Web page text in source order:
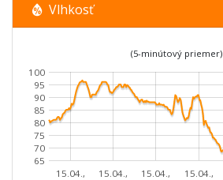
Vlhkosť
(5-minútový priemer)
15.04.,
15.04.,
15.04.,
15.04.,
65
70
75
80
85
90
95
100